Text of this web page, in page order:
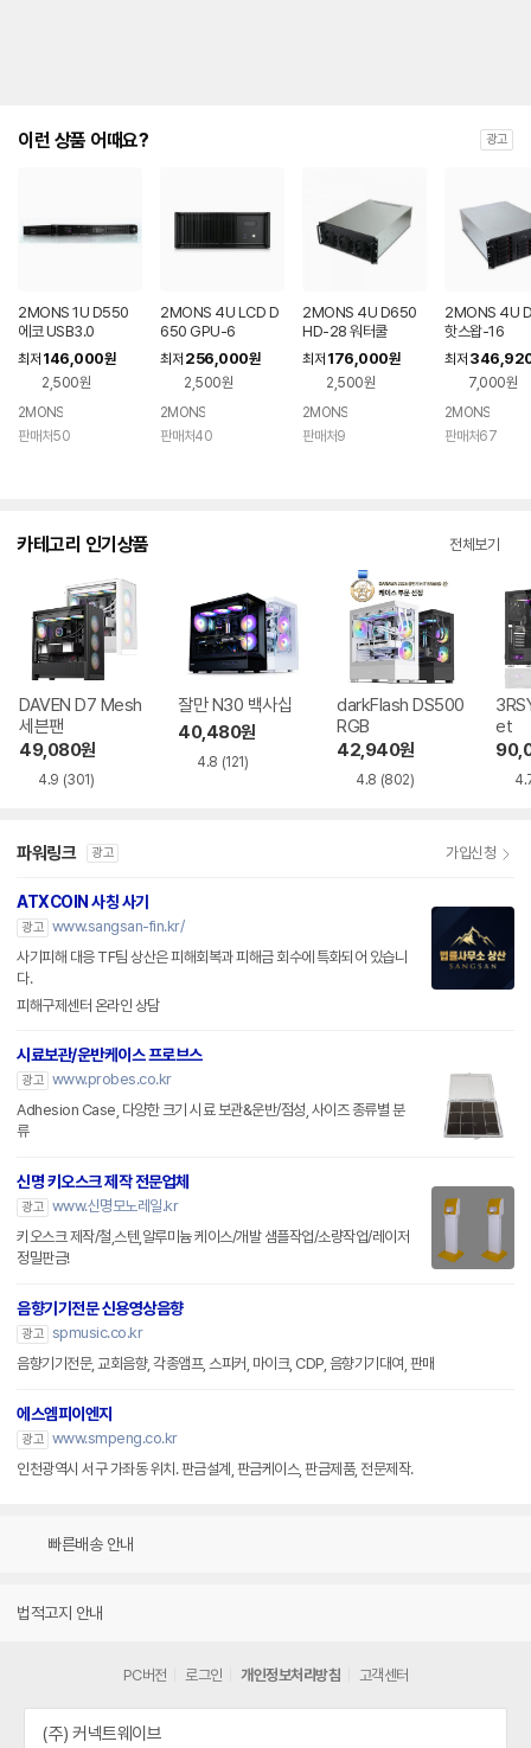
이런 상품 어때요? 광고
2MONS 1U D550
에코 USB3.0
최저 146,000원
2,500원
2MONS
판매처50
2MONS 4U LCD D
650 GPU-6
최저 256,000원
2,500원
2MONS
판매처40
2MONS 4U D650
HD-28 워터쿨
최저 176,000원
2,500원
2MONS
판매처9
2MONS 4U
핫스왑-16
최저
7,000원
2MONS
판매처67
카테고리 인기상품 전체보기
DAVEN D7 Mesh
세븐팬
49,080원
4.9 (301)
잘만 N30 백사십
40,480원
4.8 (121)
darkFlash DS500
RGB
42,940원
4.8 (802)
et
파워링크 광고 가입신청
ATXCOIN 사칭 사기
광고 www.sangsan-fin.kr/
사기피해 대응 TF팀 상산은 피해회복과 피해금 회수에 특화되어 있습니
다.
피해구제센터 온라인 상담
시료보관/운반케이스 프로브스
광고 www.probes.co.kr
Adhesion Case, 다양한 크기 시료 보관&운반/점성, 사이즈 종류별 분
류
신명 키오스크 제작 전문업체
광고 www.신명모노레일.kr
키오스크 제작/철,스텐,알루미늄 케이스/개발 샘플작업/소량작업/레이저
정밀판금!
음향기기전문 신용영상음향
광고 spmusic.co.kr
음향기기전문, 교회음향, 각종앰프, 스피커, 마이크, CDP, 음향기기대여, 판매
에스엠피이엔지
광고 www.smpeng.co.kr
인천광역시 서구 가좌동 위치. 판금설계, 판금케이스, 판금제품, 전문제작.
빠른배송 안내
법적고지 안내
PC버전 로그인 개인정보처리방침 고객센터
(주) 커넥트웨이브